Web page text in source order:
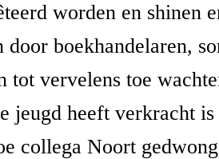
worden en shinen
door boekhandelaren,
tot vervelens toe
jeugd heeft verkracht is
collega Noort